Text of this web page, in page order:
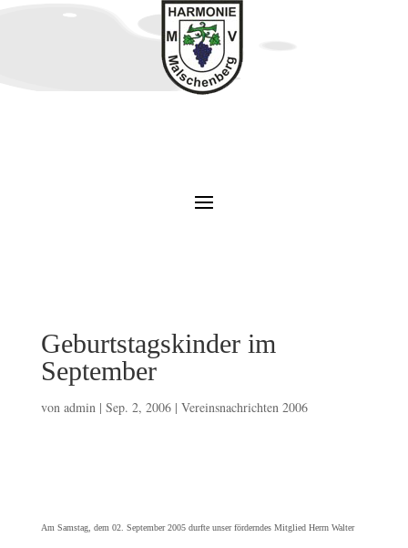
Geburtstagskinder im
September
von admin| Sep. 2, 2006| Vereinsnachrichten 2006
Am Samstag, dem 02. September 2005 durfte unser förderndes Mitglied Herrn Walter